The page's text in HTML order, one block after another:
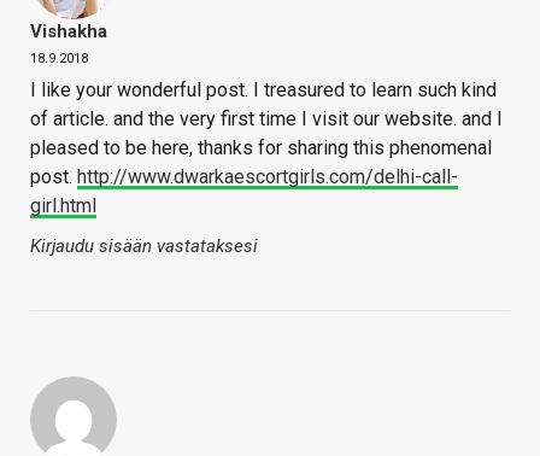
Vishakha
18.9.2018
I like your wonderful post. I treasured to learn such kind
of article. and the very first time I visit our website. and I
pleased to be here, thanks for sharing this phenomenal
post. http://www.dwarkaescortgirls.com/delhi-call-
girl.html
Kirjaudu sisään vastataksesi